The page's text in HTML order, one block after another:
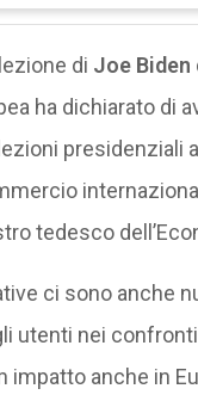
di Joe Biden
ha dichiarato di
presidenziali
tedesco
ci sono anche
utenti nei
impatto anche in